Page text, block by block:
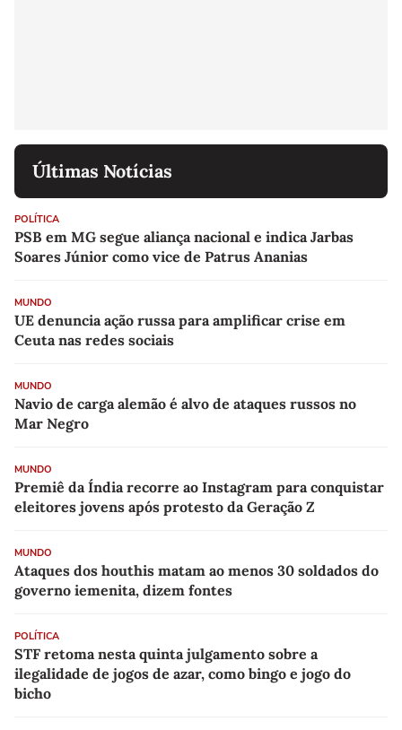
Últimas Notícias
POLÍTICA
PSB em MG segue aliança nacional e indica Jarbas
Soares Júnior como vice de Patrus Ananias
MUNDO
UE denuncia ação russa para amplificar crise em
Ceuta nas redes sociais
MUNDO
Navio de carga alemão é alvo de ataques russos no
Mar Negro
MUNDO
Premiê da Índia recorre ao Instagram para conquistar
eleitores jovens após protesto da Geração Z
MUNDO
Ataques dos houthis matam ao menos 30 soldados do
governo iemenita, dizem fontes
POLÍTICA
STF retoma nesta quinta julgamento sobre a
ilegalidade de jogos de azar, como bingo e jogo do
bicho